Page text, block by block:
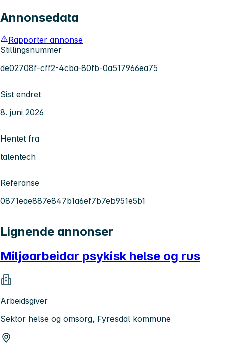
Annonsedata
Rapporter annonse
Stillingsnummer
de02708f-cff2-4cba-80fb-0a517966ea75
Sist endret
8. juni 2026
Hentet fra
talentech
Referanse
0871eae887e847b1a6ef7b7eb951e5b1
Lignende annonser
Miljøarbeidar psykisk helse og rus
Arbeidsgiver
Sektor helse og omsorg, Fyresdal kommune